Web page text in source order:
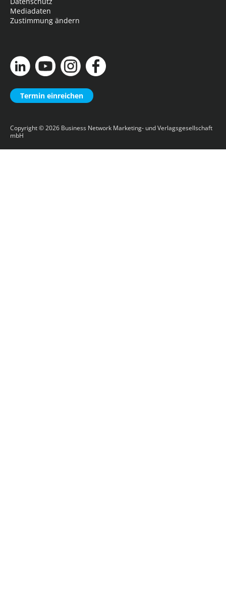
Mediadaten
Zustimmung ändern
Termin einreichen
Copyright © 2026 Business Network Marketing- und Verlagsgesellschaft
mbH